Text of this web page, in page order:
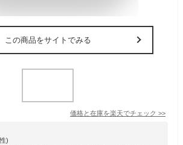
この商品をサイトでみる
価格と在庫を楽天でチェック >>
)